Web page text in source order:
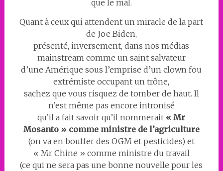
que le mal.
Quant à ceux qui attendent un miracle de la part
de Joe Biden,
présenté, inversement, dans nos médias
mainstream comme un saint salvateur
d’une Amérique sous l’emprise d’un clown fou
extrémiste occupant un trône,
sachez que vous risquez de tomber de haut. Il
n’est même pas encore intronisé
qu’il a fait savoir qu’il nommerait « Mr
Mosanto » comme ministre de l’agriculture
(on va en bouffer des OGM et pesticides) et
« Mr Chine » comme ministre du travail
(ce qui ne sera pas une bonne nouvelle pour les